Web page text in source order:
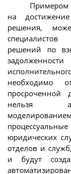
Примером
на
решения,
решений по
необходимо
просроченной
нельзя
юридических
отделов и
и будут